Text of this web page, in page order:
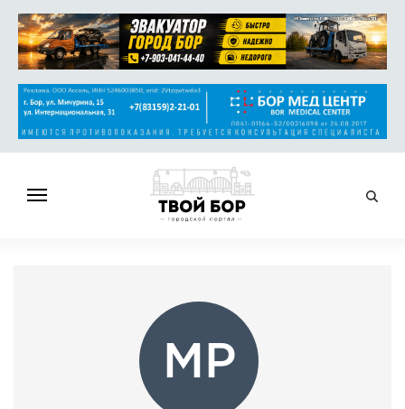
СПРАВОЧНИК
ОБЪЯВЛЕНИЯ
МР